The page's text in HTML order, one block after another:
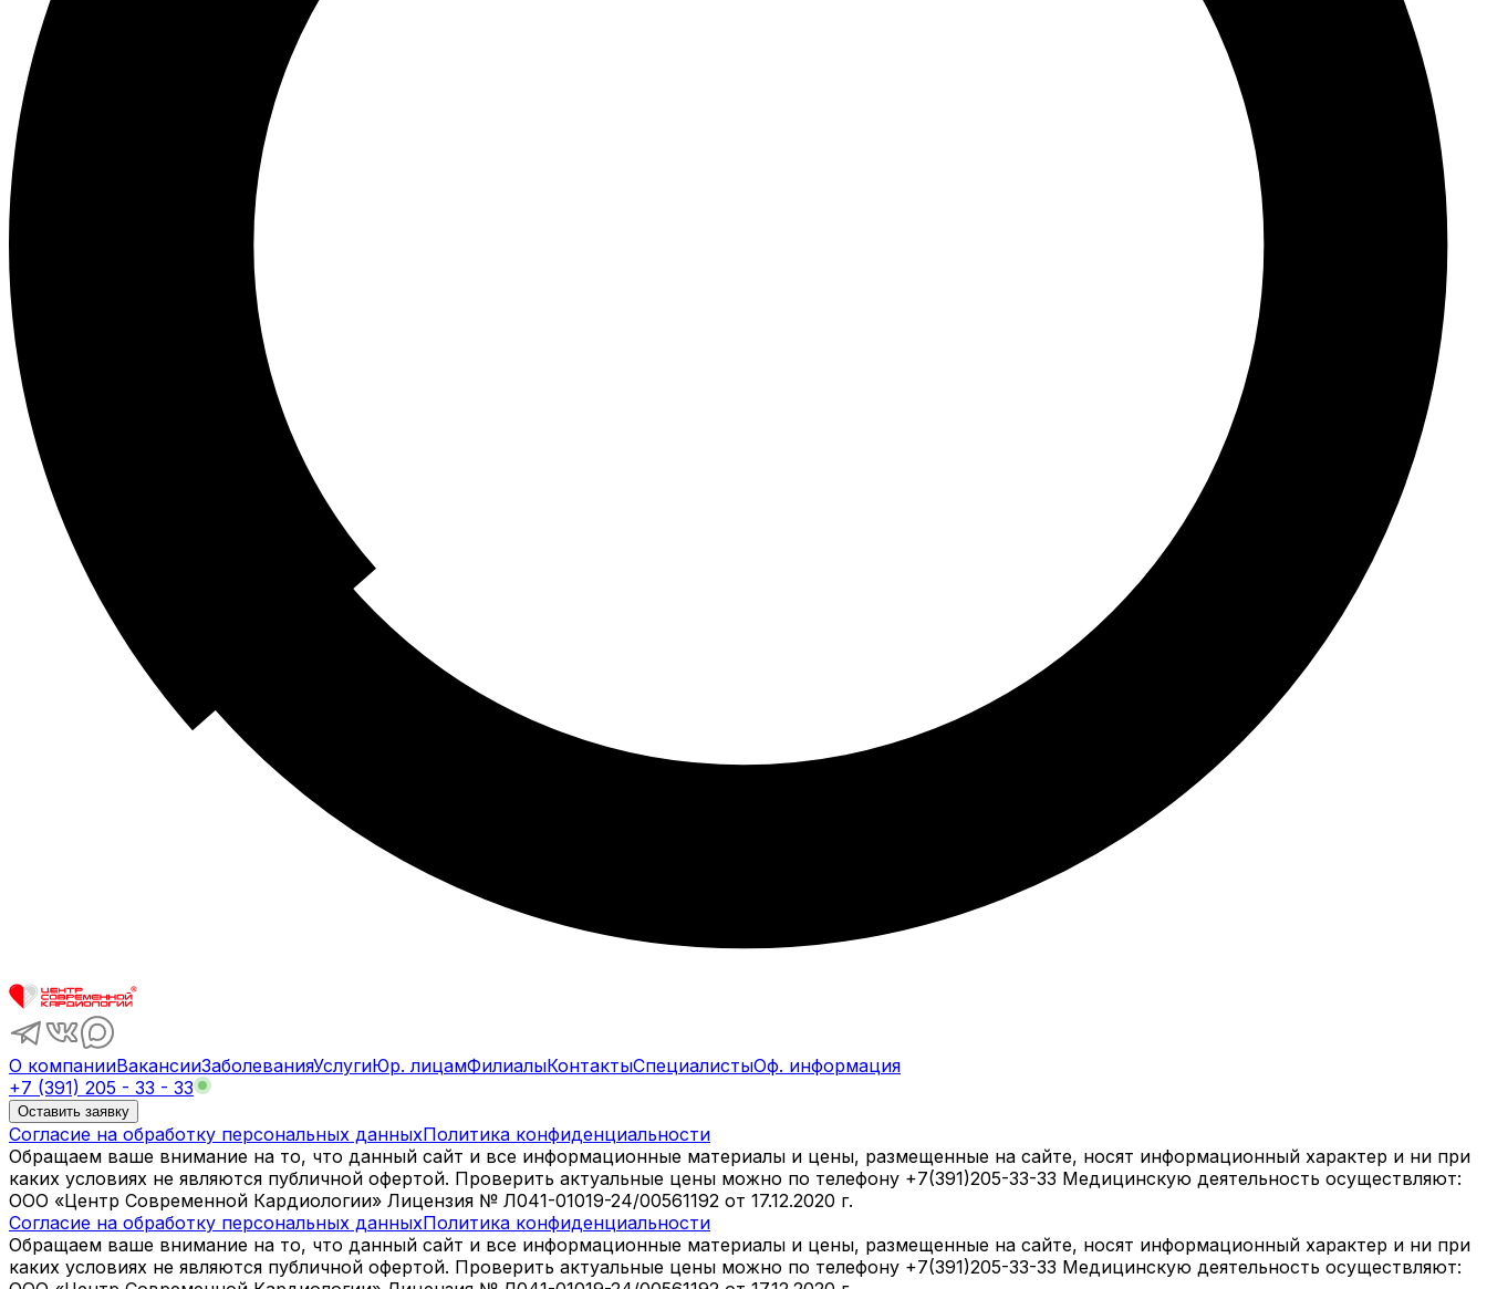
О компанииВакансииЗаболеванияУслугиЮр. лицамФилиалыКонтактыСпециалистыОф. информация
+7 (391) 205 - 33 - 33
Оставить заявку
Согласие на обработку персональных данныхПолитика конфиденциальности
Обращаем ваше внимание на то, что данный сайт и все информационные материалы и цены, размещенные на сайте, носят информационный характер и ни при
каких условиях не являются публичной офертой. Проверить актуальные цены можно по телефону +7(391)205-33-33 Медицинскую деятельность осуществляют:
ООО «Центр Современной Кардиологии» Лицензия № Л041-01019-24/00561192 от 17.12.2020 г.
Согласие на обработку персональных данныхПолитика конфиденциальности
Обращаем ваше внимание на то, что данный сайт и все информационные материалы и цены, размещенные на сайте, носят информационный характер и ни при
каких условиях не являются публичной офертой. Проверить актуальные цены можно по телефону +7(391)205-33-33 Медицинскую деятельность осуществляют: